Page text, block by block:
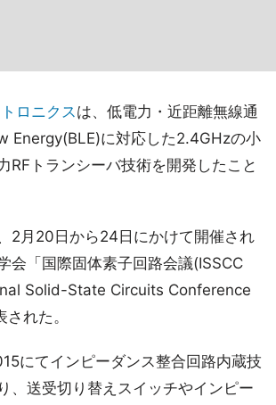
ロニクスは、低電力・近距離無線通
Energy(BLE)に対応した2.4GHzの小
RFトランシーバ技術を開発したこと
2月20日から24日にかけて開催され
会「国際固体素子回路会議(ISSCC
Solid-State Circuits Conference
れた。
にてインピーダンス整合回路内蔵技
、送受切り替えスイッチやインピー